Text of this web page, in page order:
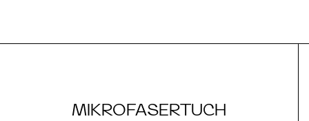
MIKROFASERTUCH